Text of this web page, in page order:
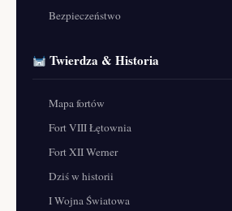
Bezpieczeństwo
Twierdza & Historia
Mapa fortów
Fort VIII Łętownia
Fort XII Werner
Dziś w historii
I Wojna Światowa